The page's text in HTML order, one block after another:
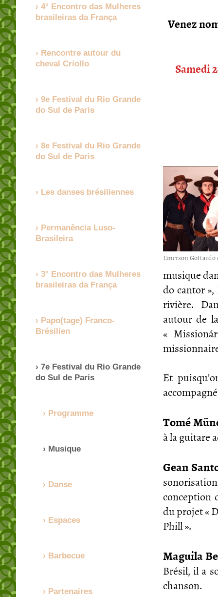
Venez
Samedi
Emerson Gottardo
musique
do cantor
rivière.
autour de
«
Et
Tomé
à la guitare
Gean
conception
du projet «
Phill ».
Maguila
Brésil, il a
chanson.
4° Encontro das Mulheres
brasileiras da França
Rencontre autour du
cheval Criollo
9e Festival du Rio Grande
do Sul de Paris
8e Festival du Rio Grande
do Sul de Paris
Les danses brésiliennes
Permanência Luso-
Brasileira
3° Encontro das Mulheres
brasileiras da França
Papo(tage) Franco-
Brésilien
7e Festival du Rio Grande
do Sul de Paris
Programme
Musique
Danse
Espaces
Barbecue
Partenaires